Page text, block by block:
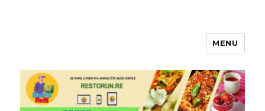
Restorun 4.0, votre plateforme
de livraison de courses et repas !
😋
MENU